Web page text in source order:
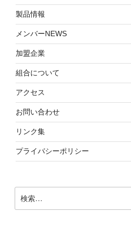
製品情報
メンバーNEWS
加盟企業
組合について
アクセス
お問い合わせ
リンク集
プライバシーポリシー
索: